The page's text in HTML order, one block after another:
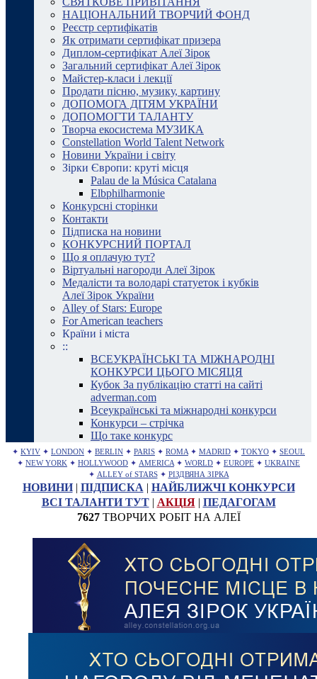
НАЦІОНАЛЬНИЙ ТВОРЧИЙ ФОНД
Реєстр сертифікатів
Як отримати сертифікат призера
Диплом-сертифікат Алеї Зірок
Загальний сертифікат Алеї Зірок
Майстер-класи і лекції
Продати пісню, музику, картину
ДОПОМОГА ДІТЯМ УКРАЇНИ
ДОПОМОГТИ ТАЛАНТУ
Творча екосистема МУЗИКА
Constellation World Talent Network
Новини України і світу
Зірки Європи: круті місця
Palau de la Música Catalana
Elbphilharmonie
Конкурсні сторінки
Контакти
Підписка на новини
КОНКУРСНИЙ ПОРТАЛ
Що я оплачую тут?
Віртуальні нагороди Алеї Зірок
Медалісти та володарі статуеток і кубків
Алеї Зірок України
Alley of Stars: Europe
For American teachers
Країни і міста
::
ВСЕУКРАЇНСЬКІ ТА МІЖНАРОДНІ
КОНКУРСИ ЦЬОГО МІСЯЦЯ
Кубок За публікацію статті на сайті
adverman.com
Всеукраїнські та міжнародні конкурси
Конкурси – стрічка
Що таке конкурс
✦ KYIV ✦ LONDON ✦ BERLIN ✦ PARIS ✦ ROMA ✦ MADRID ✦ TOKYO ✦ SEOUL
✦ NEW YORK ✦ HOLLYWOOD ✦ AMERICA ✦ WORLD ✦ EUROPE ✦ UKRAINE
✦ ALLEY of STARS ✦ РІЗДВЯНА ЗІРКА
НОВИНИ| ПІДПИСКА | НАЙБЛИЖЧІ КОНКУРСИ
ВСІ ТАЛАНТИ ТУТ| АКЦІЯ| ПЕДАГОГАМ
7627ТВОРЧИХ РОБІТ НА АЛЕЇ